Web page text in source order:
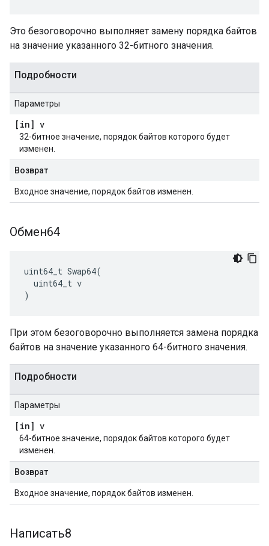
Это безоговорочно выполняет замену порядка байтов
на значение указанного 32-битного значения.
Подробности
Параметры
[in] v
32-битное значение, порядок байтов которого будет
изменен.
Возврат
Входное значение, порядок байтов изменен.
Обмен64
uint64_t Swap64(
  uint64_t v
)
При этом безоговорочно выполняется замена порядка
байтов на значение указанного 64-битного значения.
Подробности
Параметры
[in] v
64-битное значение, порядок байтов которого будет
изменен.
Возврат
Входное значение, порядок байтов изменен.
Написать8